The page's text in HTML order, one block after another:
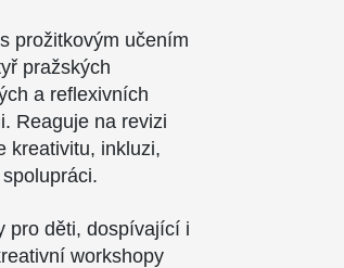
prožitkovým učením
pražských
a reflexivních
Reaguje na revizi
kreativitu, inkluzi,
pro děti, dospívající i
workshopy